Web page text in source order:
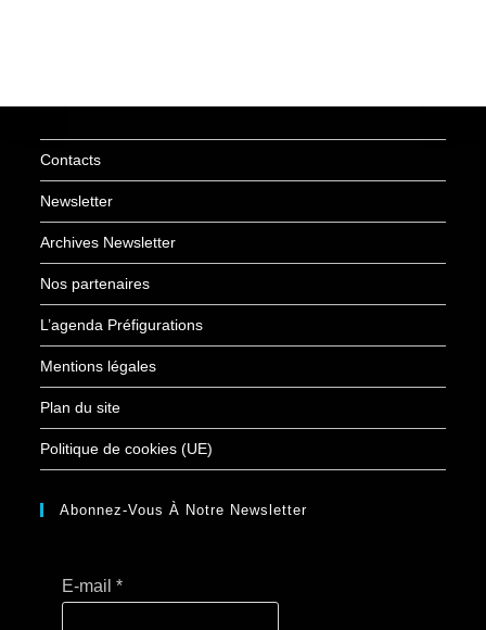
Contacts
Newsletter
Archives Newsletter
Nos partenaires
L’agenda Préfigurations
Mentions légales
Plan du site
Politique de cookies (UE)
Abonnez-Vous À Notre Newsletter
E-mail*